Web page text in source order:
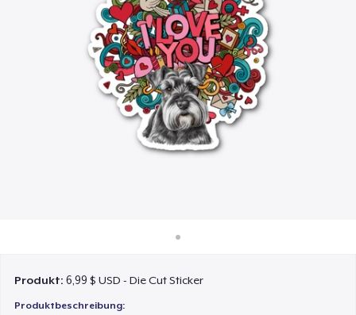
Überall verkaufen
Etwas verkaufen
Produkt:6,99 $ USD - Die Cut Sticker
Produktbeschreibung: